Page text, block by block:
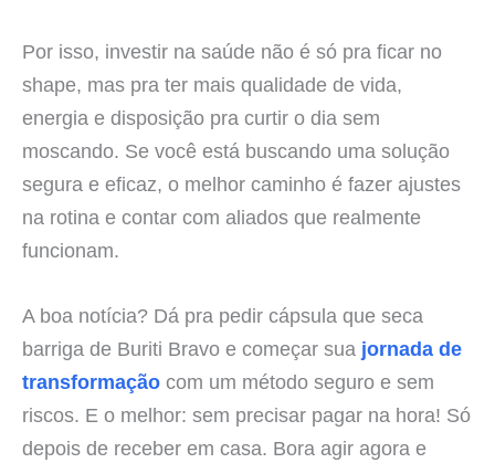
Por isso, investir na saúde não é só pra ficar no
shape, mas pra ter mais qualidade de vida,
energia e disposição pra curtir o dia sem
moscando. Se você está buscando uma solução
segura e eficaz, o melhor caminho é fazer ajustes
na rotina e contar com aliados que realmente
funcionam.
A boa notícia? Dá pra pedir cápsula que seca
barriga de Buriti Bravo e começar sua jornada de
transformação com um método seguro e sem
riscos. E o melhor: sem precisar pagar na hora! Só
depois de receber em casa. Bora agir agora e